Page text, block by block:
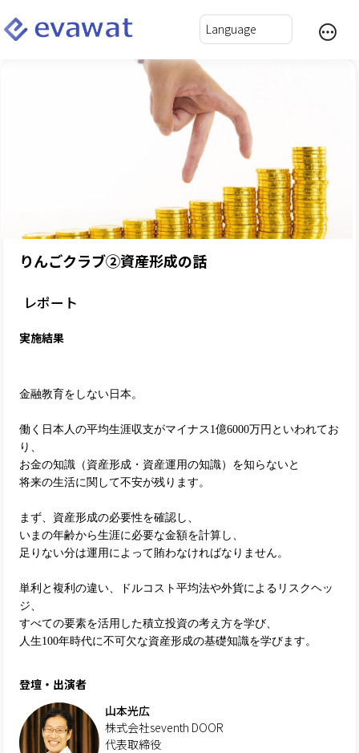
りんごクラブ②資産形成の話
レポート
実施結果
金融教育をしない日本。
働く日本人の平均生涯収支がマイナス1億6000万円といわれてお
り、
お金の知識（資産形成・資産運用の知識）を知らないと
将来の生活に関して不安が残ります。
まず、資産形成の必要性を確認し、
いまの年齢から生涯に必要な金額を計算し、
足りない分は運用によって賄わなければなりません。
単利と複利の違い、ドルコスト平均法や外貨によるリスクヘッ
ジ、
すべての要素を活用した積立投資の考え方を学び、
人生100年時代に不可欠な資産形成の基礎知識を学びます。
登壇・出演者
山本光広
株式会社seventh DOOR
代表取締役